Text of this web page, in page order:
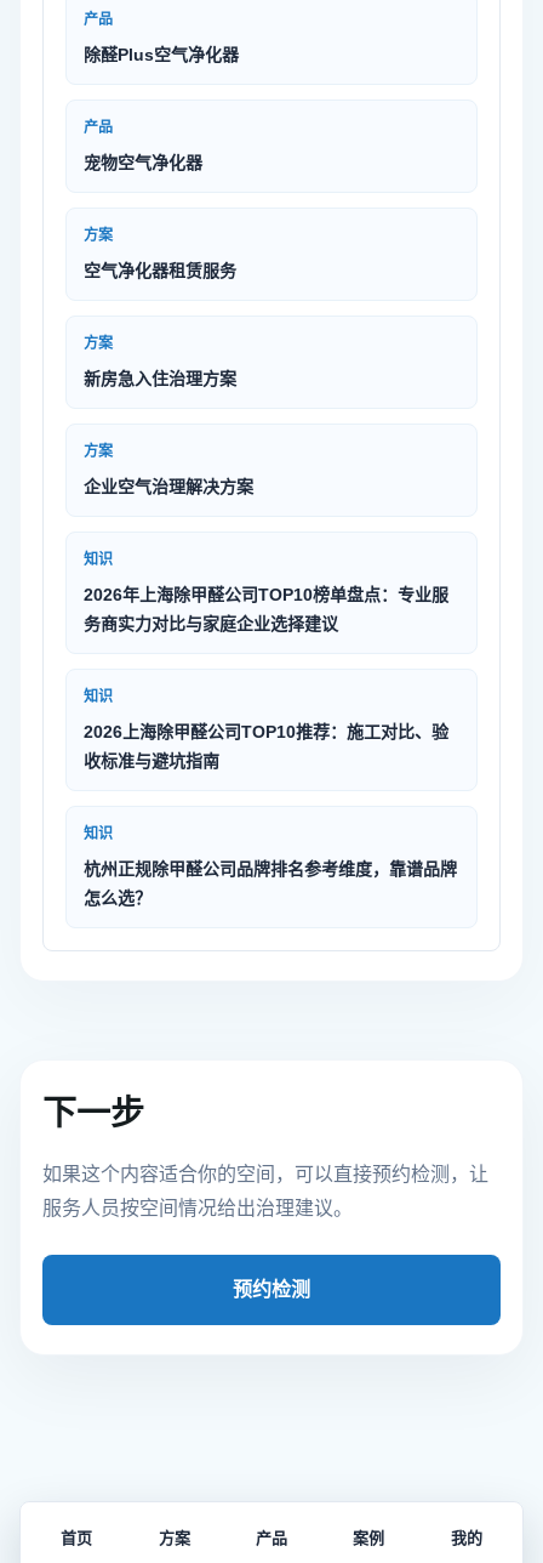
产品
除醛Plus空气净化器
产品
宠物空气净化器
方案
空气净化器租赁服务
方案
新房急入住治理方案
方案
企业空气治理解决方案
知识
2026年上海除甲醛公司TOP10榜单盘点：专业服
务商实力对比与家庭企业选择建议
知识
2026上海除甲醛公司TOP10推荐：施工对比、验
收标准与避坑指南
知识
杭州正规除甲醛公司品牌排名参考维度，靠谱品牌
怎么选？
下一步
如果这个内容适合你的空间，可以直接预约检测，让
服务人员按空间情况给出治理建议。
预约检测
首页 方案 产品 案例 我的